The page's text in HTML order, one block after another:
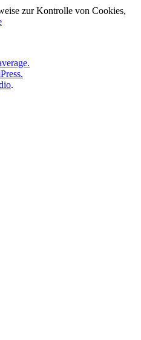
zur Kontrolle von Cookies,
.